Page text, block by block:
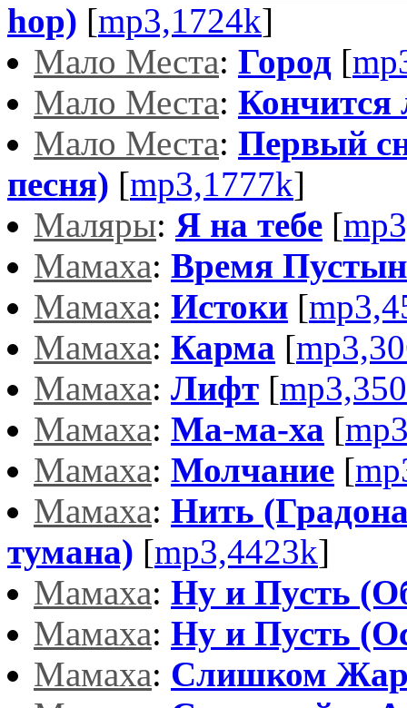
hop) [mp3,1724k]
Мало Места: Город [
Мало Места: Кончится
Мало Места: Первый
песня) [mp3,1777k]
Маляры: Я на тебе [
Мамаха: Время
Мамаха: Истоки [
Мамаха: Карма [
Мамаха: Лифт [
Мамаха: Ма-ма-ха [
Мамаха: Молчание [
Мамаха: Нить
тумана) [mp3,4423k]
Мамаха: Ну и Пусть
Мамаха: Ну и Пусть
Мамаха: Слишком